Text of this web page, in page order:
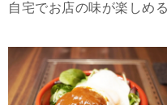
自宅でお店の味が楽しめ